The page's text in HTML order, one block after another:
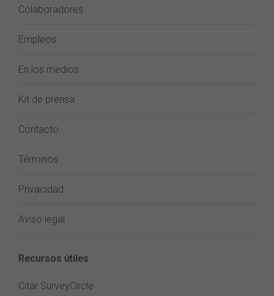
Colaboradores
Empleos
En los medios
Kit de prensa
Contacto
Términos
Privacidad
Aviso legal
Recursos útiles
Citar SurveyCircle